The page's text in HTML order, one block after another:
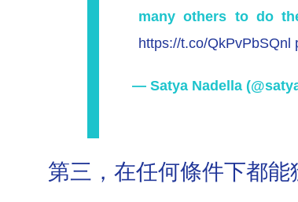
many others to do
https://t.co/QkPvPbSQnl
— Satya Nadella
第三，在任何條件下都能